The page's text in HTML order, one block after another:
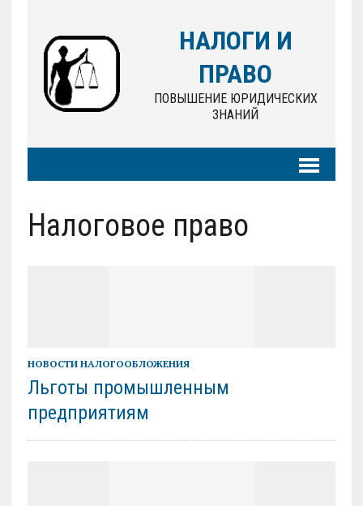
НАЛОГИ И
ПРАВО
ПОВЫШЕНИЕ ЮРИДИЧЕСКИХ
ЗНАНИЙ
Налоговое право
НОВОСТИ НАЛОГООБЛОЖЕНИЯ
Льготы промышленным
предприятиям